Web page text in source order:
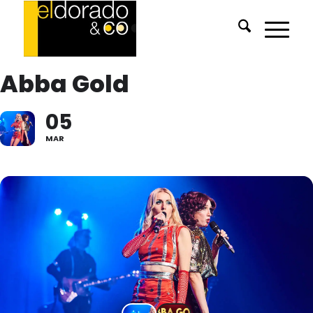
Abba Gold
05
MAR